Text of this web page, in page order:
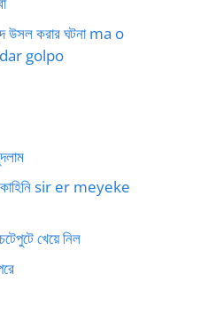
উসল করার ঘটনা ma o
golpo
কাহিনি sir er meyeke
খেয়ে নিল